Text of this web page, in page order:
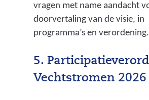
i
n
e
p
vragen met name aandacht
doorvertaling van de visie, in
programma’s en verordening.
5.
Vechtstromen 2026